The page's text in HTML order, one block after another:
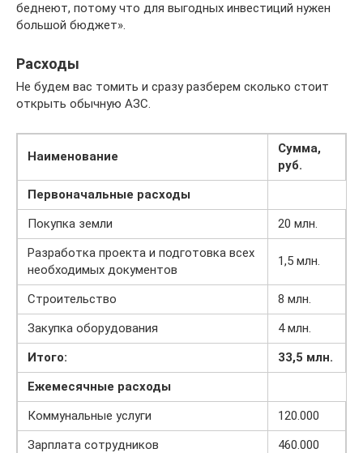
беднеют, потому что для выгодных инвестиций нужен
большой бюджет».
Расходы
Не будем вас томить и сразу разберем сколько стоит
открыть обычную АЗС.
Наименование
Сумма,
руб.
Первоначальные расходы
Покупка земли
20 млн.
Разработка проекта и подготовка всех
необходимых документов
1,5 млн.
Строительство
8 млн.
Закупка оборудования
4 млн.
Итого:
33,5 млн.
Ежемесячные расходы
Коммунальные услуги
120.000
Зарплата сотрудников
460.000